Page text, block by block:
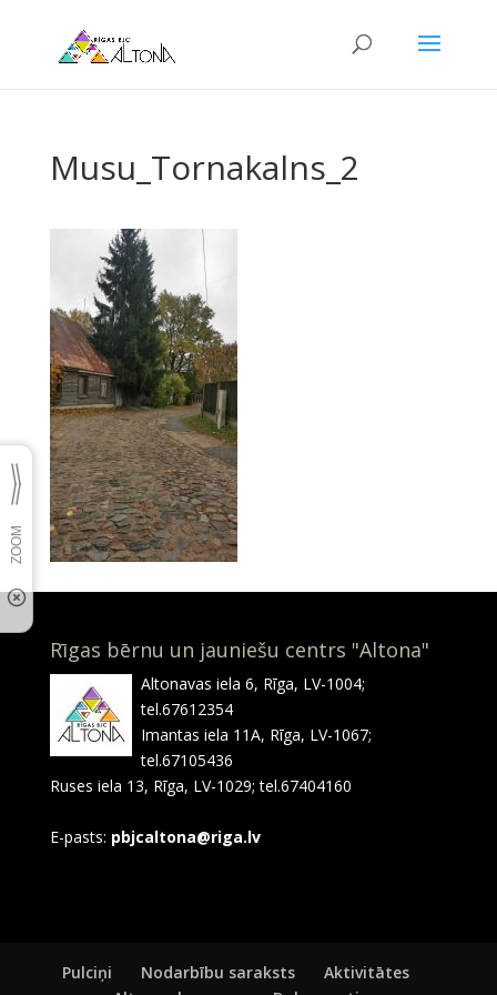
Musu_Tornakalns_2
Rīgas bērnu un jauniešu centrs "Altona"
Altonavas iela 6, Rīga, LV-1004;
tel.67612354
Imantas iela 11A, Rīga, LV-1067;
tel.67105436
Ruses iela 13, Rīga, LV-1029; tel.67404160
E-pasts: pbjcaltona@riga.lv
Pulciņi Nodarbību saraksts
Aktivitātes